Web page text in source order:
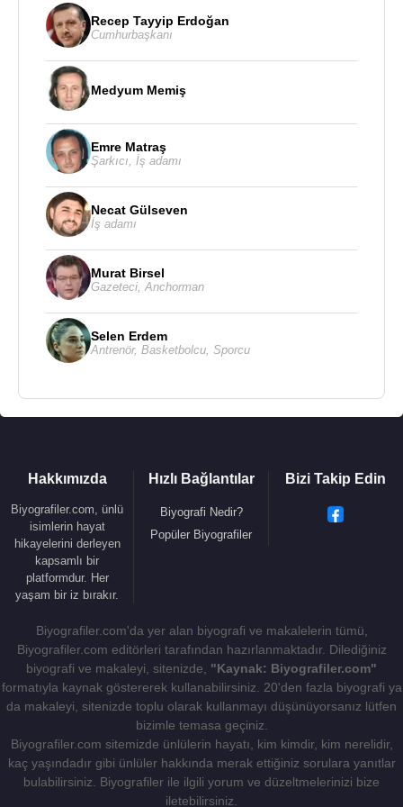
özelliği de hiç sigara içmeyip pipoyu ağzından
düşürmemesidir.
Nazmi Ziya Güran,
seçimlerinde bağımsız olarak
adaylığını koydu.Ama seçilemedi.
Nazmi Ziya Güran,
atölyesi arkadaşı
Cenan ve Mihriban adlı İki kızı oldu.
Nazmi Ziya Güran
İstanbul’da 56 yaşında ölmüştür.
Kaynak:Biyografiler.com
Recep Tayyip Erdoğan
Cumhurbaşkanı
Medyum Memiş
Emre Matraş
Şarkıcı İş adamı
Necat Gülseven
İş adamı
Murat Birsel
Gazeteci Anchorman
Selen Erdem
Antrenör, Basketbolcu Sporcu
Hakkımızda
Biyografiler.com, ünlü
isimlerin hayat
hikayelerini derleyen
kapsamlı bir
platformdur. Her
yaşam bir iz bırakır.
Hızlı Bağlantılar
Biyografi Nedir?
Popüler Biyografiler
Bizi Takip Edin
Biyografiler.com'da yer alan biyografi ve makalelerin tümü,
Biyografiler.com editörleri tarafından hazırlanmaktadır. Dilediğiniz
biyografi ve makaleyi, sitenizde, "Kaynak: Biyografiler.com"
formatıyla kaynak göstererek kullanabilirsiniz. 20'den fazla biyografi ya
da makaleyi, sitenizde toplu olarak kullanmayı düşünüyorsanız lütfen
bizimle temasa geçiniz.
Biyografiler.com sitemizde ünlülerin hayatı, kim kimdir, kim nerelidir,
kaç yaşındadır gibi ünlüler hakkında merak ettiğiniz sorulara yanıtlar
bulabilirsiniz. Biyografiler ile ilgili yorum ve düzeltmelerinizi bize
iletebilirsiniz.